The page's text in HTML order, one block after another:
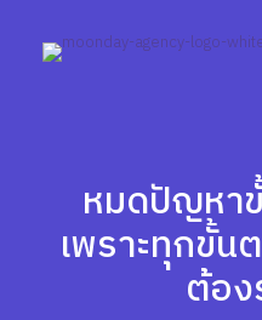
หมดปัญหา
เพราะทุกขั้
ต้อ